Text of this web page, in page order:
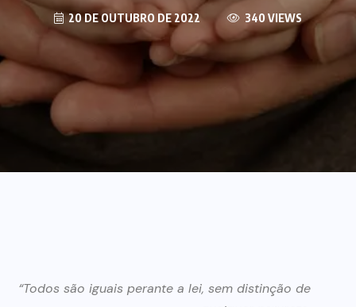
20 DE OUTUBRO DE 2022 340 VIEWS
“Todos são iguais perante a lei, sem distinção de